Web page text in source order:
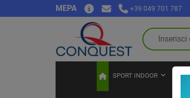
MEPA +39 049 701 787
SPORT INDOOR